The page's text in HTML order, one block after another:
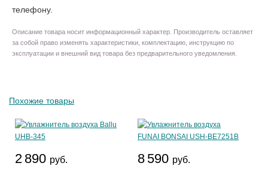
телефону.
Описание товара носит информационный характер. Производитель оставляет
за собой право изменять характеристики, комплектацию, инструкцию по
эксплуатации и внешний вид товара без предварительного уведомления.
Похожие товары
2 890 руб. 8 590 руб.